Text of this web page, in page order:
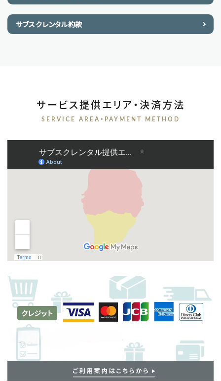
サブスクレンタル約款
サービス提供エリア・決済方法
SERVICE AREA・PAYMENT METHOD